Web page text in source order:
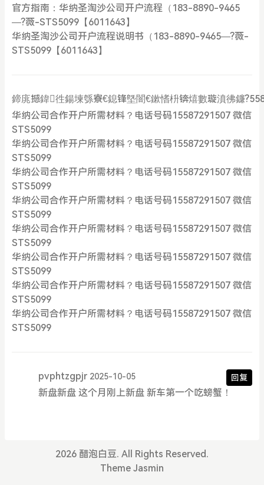
官方指南：华纳圣淘沙公司开户流程（183-8890-9465
—?薇-STS5099【6011643】
华纳圣淘沙公司开户流程说明书（183-8890-9465—?薇-
STS5099【6011643】
鍗庣撼鍏徃鍚堜綔寮€鎴锋墍闇€鏉愭枡锛熺數璇濆彿鐮
华纳公司合作开户所需材料？电话号码15587291507 微信
STS5099
华纳公司合作开户所需材料？电话号码15587291507 微信
STS5099
华纳公司合作开户所需材料？电话号码15587291507 微信
STS5099
华纳公司合作开户所需材料？电话号码15587291507 微信
STS5099
华纳公司合作开户所需材料？电话号码15587291507 微信
STS5099
华纳公司合作开户所需材料？电话号码15587291507 微信
STS5099
华纳公司合作开户所需材料？电话号码15587291507 微信
STS5099
华纳公司合作开户所需材料？电话号码15587291507 微信
STS5099
pvphtzgpjr 2025-10-05 回复
新盘新盘 这个月刚上新盘 新车第一个吃螃蟹！
2026 醋泡白豆. All Rights Reserved.
Theme Jasmin